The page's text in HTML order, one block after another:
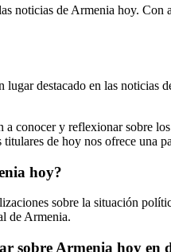
noticias de Armenia hoy.
destacado en las
conocer y reflexionar sobre
de hoy nos ofrece una
hoy?
sobre la situación
de Armenia.
sobre Armenia hoy en